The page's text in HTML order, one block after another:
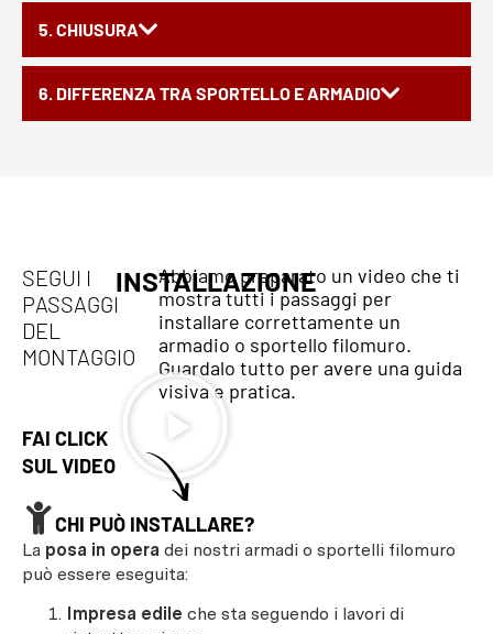
5. CHIUSURA
6. DIFFERENZA TRA SPORTELLO E ARMADIO
SEGUI I
PASSAGGI
DEL
MONTAGGIO
INSTALLAZIONE
Abbiamo preparato un video che ti
mostra tutti i passaggi per
installare correttamente un
armadio o sportello filomuro.
Guardalo tutto per avere una guida
visiva e pratica.
FAI CLICK
SUL VIDEO
CHI PUÒ INSTALLARE?
La posa in opera dei nostri armadi o sportelli filomuro
può essere eseguita:
Impresa edile che sta seguendo i lavori di